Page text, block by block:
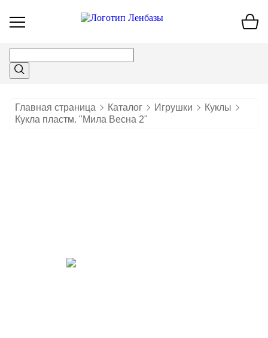
Открыть
Главная страница Каталог Игрушки
Куклы
Кукла пластм. "Мила Весна 2"